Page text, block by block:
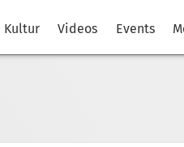
Kultur Videos Events